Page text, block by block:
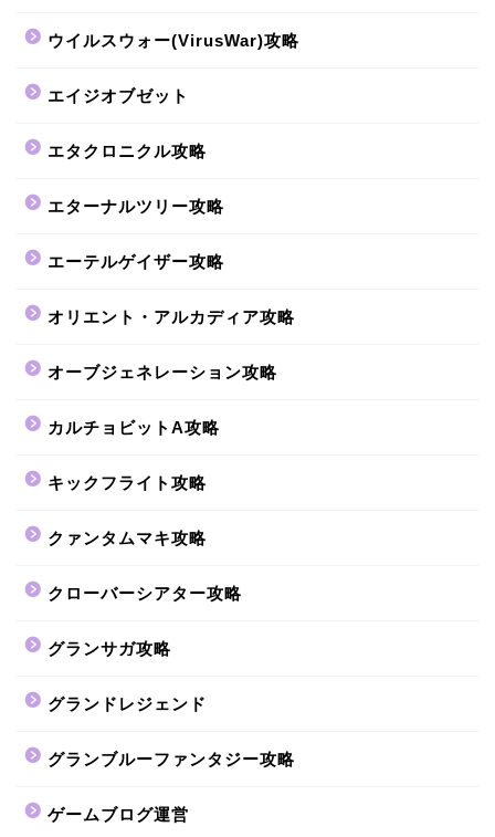
ウイルスウォー(VirusWar)攻略
エイジオブゼット
エタクロニクル攻略
エターナルツリー攻略
エーテルゲイザー攻略
オリエント・アルカディア攻略
オーブジェネレーション攻略
カルチョビットA攻略
キックフライト攻略
クァンタムマキ攻略
クローバーシアター攻略
グランサガ攻略
グランドレジェンド
グランブルーファンタジー攻略
ゲームブログ運営